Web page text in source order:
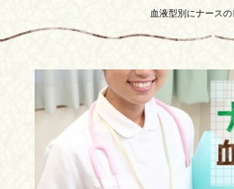
血液型別にナース